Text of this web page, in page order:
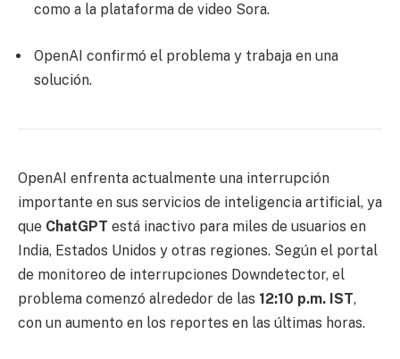
como a la plataforma de video Sora.
OpenAI confirmó el problema y trabaja en una
solución.
OpenAI enfrenta actualmente una interrupción
importante en sus servicios de inteligencia artificial, ya
que ChatGPT está inactivo para miles de usuarios en
India, Estados Unidos y otras regiones. Según el portal
de monitoreo de interrupciones Downdetector, el
problema comenzó alrededor de las 12:10 p.m. IST,
con un aumento en los reportes en las últimas horas.